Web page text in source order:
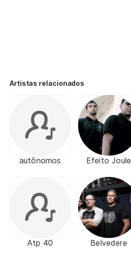
Artistas relacionados
autônomos Efeito Joule
Atp 40 Belvedere